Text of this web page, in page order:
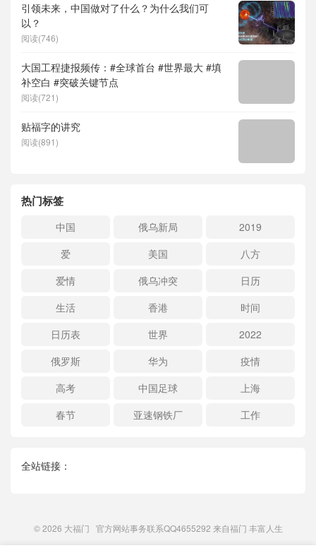
引领未来，中国做对了什么？为什么我们可
以？
阅读(746)
大国工程捷报频传：#全球首台 #世界最大 #填
补空白 #突破关键节点
阅读(721)
贴福字的讲究
阅读(891)
热门标签
中国 俄乌新局
2019
爱
美国
八方
爱情
俄乌冲突
日历
生活
香港
时间
日历表
世界
2022
俄罗斯
华为
疫情
高考
中国足球
上海
春节
亚速钢铁厂 工作
全站链接：
© 2026 大福门 官方网站事务联系QQ4655292 来自福门 丰富人生